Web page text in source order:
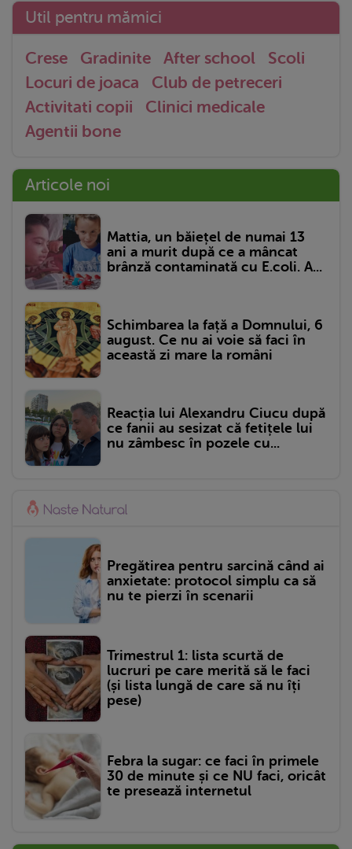
Util pentru mămici
Crese Gradinite After school
Scoli
Locuri de joaca
Club de petreceri
Activitati copii
Clinici medicale
Agentii bone
Articole noi
Mattia, un băiețel de numai 13
ani a murit după ce a mâncat
brânză contaminată cu E.coli. A...
Schimbarea la față a Domnului, 6
august. Ce nu ai voie să faci în
această zi mare la români
Reacția lui Alexandru Ciucu după
ce fanii au sesizat că fetițele lui
nu zâmbesc în pozele cu...
Pregătirea pentru sarcină când ai
anxietate: protocol simplu ca să
nu te pierzi în scenarii
Trimestrul 1: lista scurtă de
lucruri pe care merită să le faci
(și lista lungă de care să nu îți
pese)
Febra la sugar: ce faci în primele
30 de minute și ce NU faci, oricât
te presează internetul